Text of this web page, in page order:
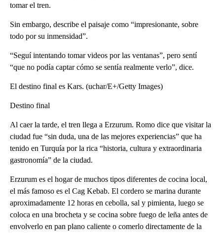
tomar el tren.
Sin embargo, describe el paisaje como “impresionante, sobre
todo por su inmensidad”.
“Seguí intentando tomar videos por las ventanas”, pero sentí
“que no podía captar cómo se sentía realmente verlo”, dice.
El destino final es Kars. (uchar/E+/Getty Images)
Destino final
Al caer la tarde, el tren llega a Erzurum. Romo dice que visitar la
ciudad fue “sin duda, una de las mejores experiencias” que ha
tenido en Turquía por la rica “historia, cultura y extraordinaria
gastronomía” de la ciudad.
Erzurum es el hogar de muchos tipos diferentes de cocina local,
el más famoso es el Cag Kebab. El cordero se marina durante
aproximadamente 12 horas en cebolla, sal y pimienta, luego se
coloca en una brocheta y se cocina sobre fuego de leña antes de
envolverlo en pan plano caliente o comerlo directamente de la